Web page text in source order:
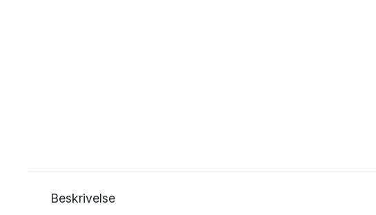
Beskrivelse